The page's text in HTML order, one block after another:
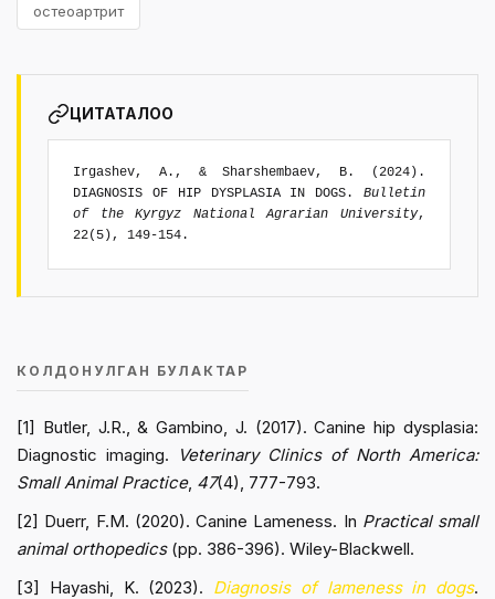
остеоартрит
ЦИТАТАЛОО
Irgashev, A., & Sharshembaev, B. (2024).
DIAGNOSIS OF HIP DYSPLASIA IN DOGS. Bulletin
of the Kyrgyz National Agrarian University,
22(5), 149-154.
КОЛДОНУЛГАН БУЛАКТАР
[1] Butler, J.R., & Gambino, J. (2017). Canine hip dysplasia:
Diagnostic imaging.
Veterinary Clinics of North America:
Small Animal Practice, 47(4), 777-793.
[2] Duerr, F.M. (2020). Canine Lameness. In Practical small
animal orthopedics(pp. 386-396). Wiley-Blackwell.
[3] Hayashi, K. (2023). Diagnosis of lameness in dogs.